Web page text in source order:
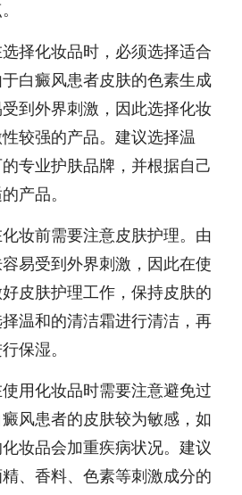
择化妆品时，必须选择适合
白癜风患者皮肤的色素生成
到外界刺激，因此选择化妆
较强的产品。建议选择温
专业护肤品牌，并根据自己
产品。
妆前需要注意皮肤护理。由
易受到外界刺激，因此在使
皮肤护理工作，保持皮肤的
温和的清洁霜进行清洁，再
保湿。
用化妆品时需要注意避免过
风患者的皮肤较为敏感，如
妆品会加重疾病状况。建议
、香料、色素等刺激成分的